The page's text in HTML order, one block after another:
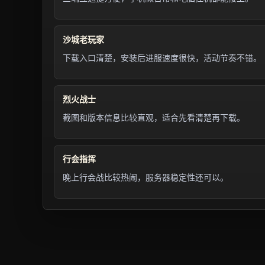
沙城老玩家
下载入口清楚，安装后进服速度很快，活动节奏不错。
烈火战士
截图和版本信息比较直观，适合先看清楚再下载。
行会指挥
晚上行会战比较热闹，服务器稳定性还可以。